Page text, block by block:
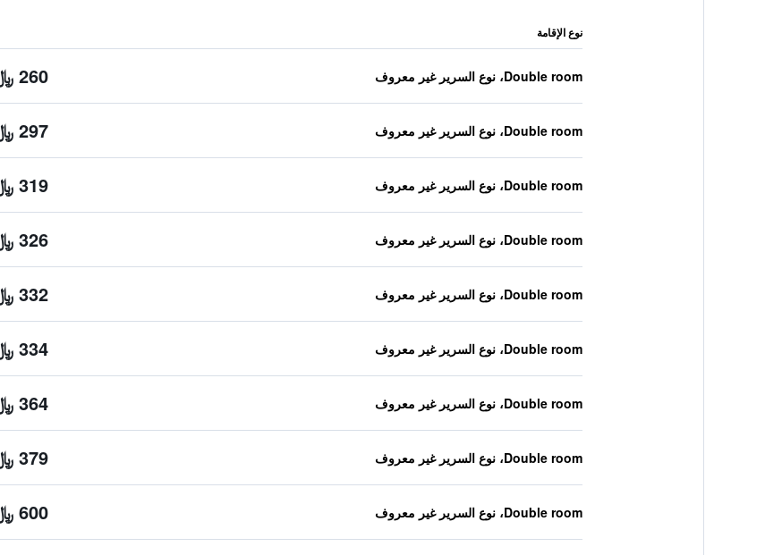
نوع الإقامة
Double room، نوع السرير غير معروف 260 ﷼
Double room، نوع السرير غير معروف 297 ﷼
Double room، نوع السرير غير معروف 319 ﷼
Double room، نوع السرير غير معروف 326 ﷼
Double room، نوع السرير غير معروف 332 ﷼
Double room، نوع السرير غير معروف 334 ﷼
Double room، نوع السرير غير معروف 364 ﷼
Double room، نوع السرير غير معروف 379 ﷼
Double room، نوع السرير غير معروف 600 ﷼